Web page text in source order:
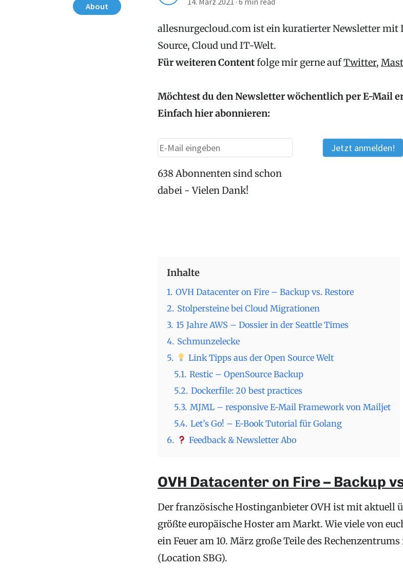
allesnurgecloud.com ist ein kuratierter Newsletter mit
Source, Cloud und IT-Welt.
Für weiteren Contentfolge mir gerne aufTwitter,
Möchtest du den Newsletter wöchentlich per E-Mail
Einfach hier abonnieren:
638 Abonnenten sind schon
dabei - Vielen Dank!
Inhalte
1. OVH Datacenter on Fire – Backup vs. Restore
2. Stolpersteine bei Cloud Migrationen
3. 15 Jahre AWS – Dossier in der Seattle Times
4. Schmunzelecke
5.
Link Tipps aus der Open Source Welt
5.1. Restic – OpenSource Backup
5.2. Dockerfile: 20 best practices
5.3. MJML – responsive E-Mail Framework von Mailjet
5.4. Let’s Go! – E-Book Tutorial für Golang
6.
Feedback & Newsletter Abo
OVH Datacenter on Fire – Backup
Der französische Hostinganbieter OVH ist mit aktuell
größte europäische Hoster am Markt. Wie viele von
ein Feuer am 10. März große Teile des
(Location SBG).
About